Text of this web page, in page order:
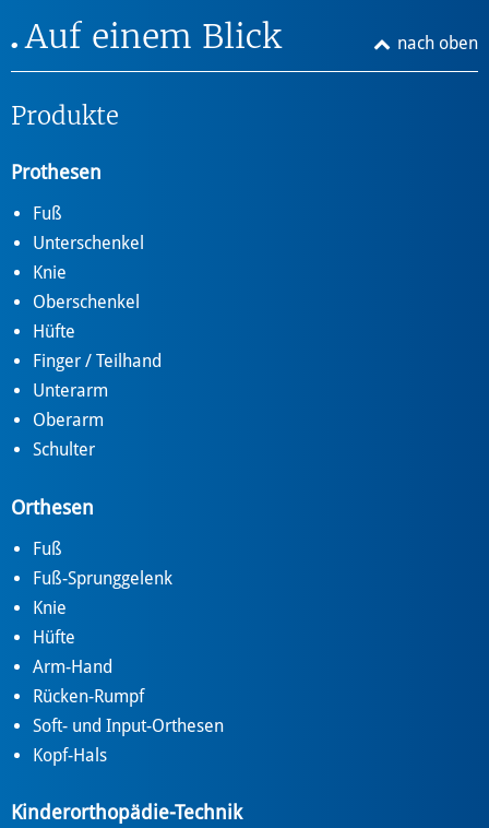
nach oben
Auf einem Blick
Produkte
Prothesen
Fuß
Unterschenkel
Knie
Oberschenkel
Hüfte
Finger / Teilhand
Unterarm
Oberarm
Schulter
Orthesen
Fuß
Fuß-Sprunggelenk
Knie
Hüfte
Arm-Hand
Rücken-Rumpf
Soft- und Input-Orthesen
Kopf-Hals
Kinderorthopädie-Technik